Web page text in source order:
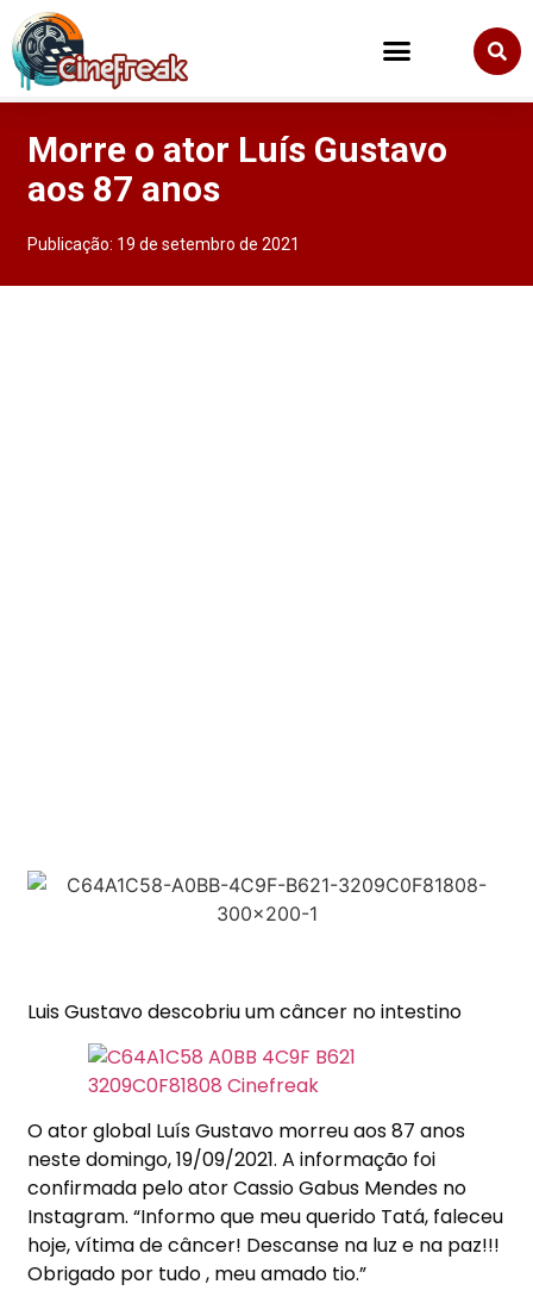
Morre o ator Luís Gustavo
aos 87 anos
Publicação: 19 de setembro de 2021
Luis Gustavo descobriu um câncer no intestino
O ator global Luís Gustavo morreu aos 87 anos
neste domingo, 19/09/2021. A informação foi
confirmada pelo ator Cassio Gabus Mendes no
Instagram. “Informo que meu querido Tatá, faleceu
hoje, vítima de câncer! Descanse na luz e na paz!!!
Obrigado por tudo , meu amado tio.”